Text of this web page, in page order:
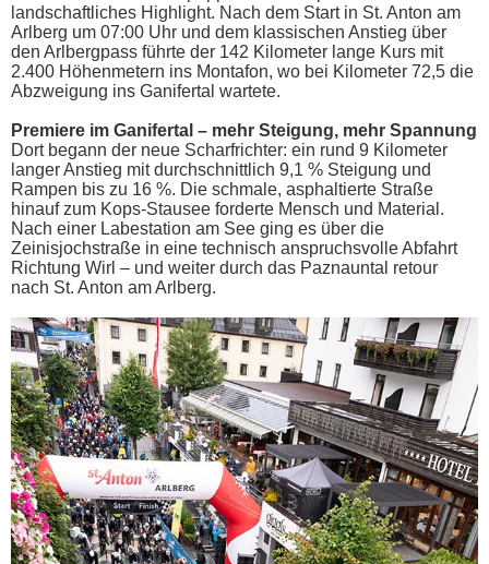
landschaftliches Highlight. Nach dem Start in St. Anton am
Arlberg um 07:00 Uhr und dem klassischen Anstieg über
den Arlbergpass führte der 142 Kilometer lange Kurs mit
2.400 Höhenmetern ins Montafon, wo bei Kilometer 72,5 die
Abzweigung ins Ganifertal wartete.
Premiere im Ganifertal – mehr Steigung, mehr Spannung
Dort begann der neue Scharfrichter: ein rund 9 Kilometer
langer Anstieg mit durchschnittlich 9,1 % Steigung und
Rampen bis zu 16 %. Die schmale, asphaltierte Straße
hinauf zum Kops-Stausee forderte Mensch und Material.
Nach einer Labestation am See ging es über die
Zeinisjochstraße in eine technisch anspruchsvolle Abfahrt
Richtung Wirl – und weiter durch das Paznauntal retour
nach St. Anton am Arlberg.